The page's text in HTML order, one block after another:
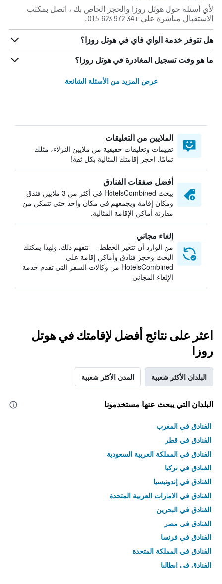
لأي أسئلة حول هوتل روزا والحجز الخاص بك ، اتصل بمكتب
الاستقبال مباشرة على +34 972 623 015.
هل تتوفر خدمة الواي فاي في هوتل روزا؟
ما هو وقت تسجيل المغادرة في هوتل روزا؟
عرض المزيد من الأسئلة الشائعة
الملايين من التعليقات
تقييمات وتعليقات حقيقية من ملايين النزلاء، مثلك
تمامًا. احجز إقامتك المثالية بكل ثقة!
أفضل صفقات الفنادق
يبحث HotelsCombined في أكثر من 3 ملايين فندق
ومكان إقامة ويجمعهم في مكان واحد حتى تتمكن من
مقارنة أماكن الإقامة المثالية.
إلغاء مجاني
من الوارد أن تتغير الخطط — نتفهم ذلك. ولهذا يمكنك
البحث وحجز فنادق وأماكن إقامة على
HotelsCombined من وكالات السفر التي تقدم خدمة
الإلغاء المجاني
اعثر على نتائج أفضل لإقامتك في هوتل
روزا
البلدان الأكثر شعبية المدن الأكثر شعبية
البلدان التي يبحث عنها مستخدمونا
الفنادق في المغرب
الفنادق في قطر
الفنادق في المملكة العربية السعودية
الفنادق في تركيا
الفنادق في إندونيسيا
الفنادق في الامارات العربية المتحدة
الفنادق في البحرين
الفنادق في مصر
الفنادق في فرنسا
الفنادق في المملكة المتحدة
الفنادق في إيطاليا